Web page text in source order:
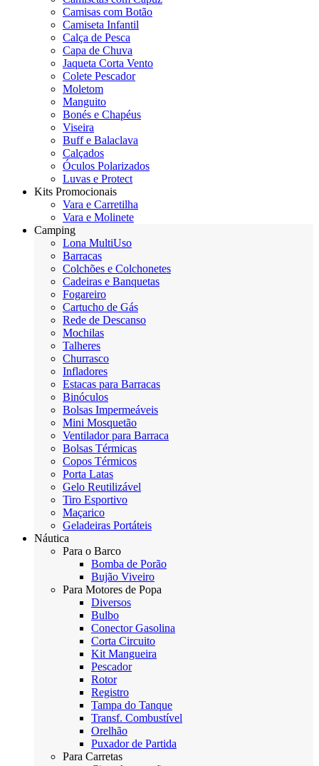
Camisas com Botão
Camiseta Infantil
Calça de Pesca
Capa de Chuva
Jaqueta Corta Vento
Colete Pescador
Moletom
Manguito
Bonés e Chapéus
Viseira
Buff e Balaclava
Calçados
Óculos Polarizados
Luvas e Protect
Kits Promocionais
Vara e Carretilha
Vara e Molinete
Camping
Lona MultiUso
Barracas
Colchões e Colchonetes
Cadeiras e Banquetas
Fogareiro
Cartucho de Gás
Rede de Descanso
Mochilas
Talheres
Churrasco
Infladores
Estacas para Barracas
Binóculos
Bolsas Impermeáveis
Mini Mosquetão
Ventilador para Barraca
Bolsas Térmicas
Copos Térmicos
Porta Latas
Gelo Reutilizável
Tiro Esportivo
Maçarico
Geladeiras Portáteis
Náutica
Para o Barco
Bomba de Porão
Bujão Viveiro
Para Motores de Popa
Diversos
Bulbo
Conector Gasolina
Corta Circuito
Kit Mangueira
Pescador
Rotor
Registro
Tampa do Tanque
Transf. Combustível
Orelhão
Puxador de Partida
Para Carretas